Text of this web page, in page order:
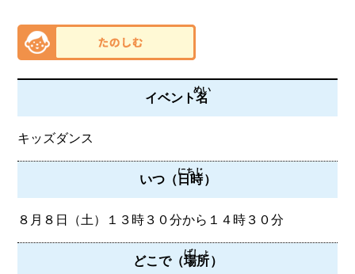
イベント名
めい
キッズダンス
いつ（日時
にちじ
）
８月８日（土）１３時３０分から１４時３０分
どこで（場所
ばしょ
）